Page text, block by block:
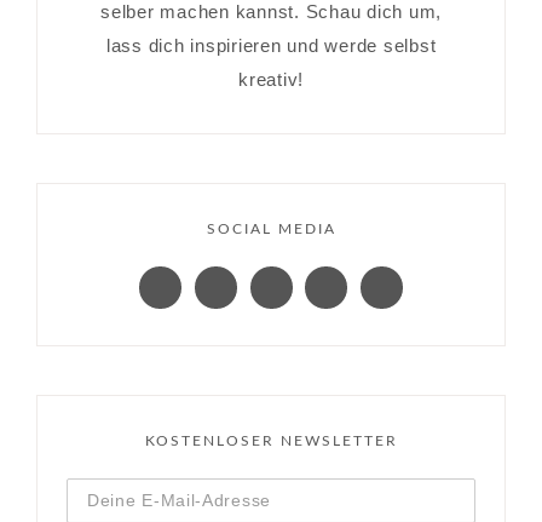
selber machen kannst. Schau dich um,
lass dich inspirieren und werde selbst
kreativ!
SOCIAL MEDIA
KOSTENLOSER NEWSLETTER